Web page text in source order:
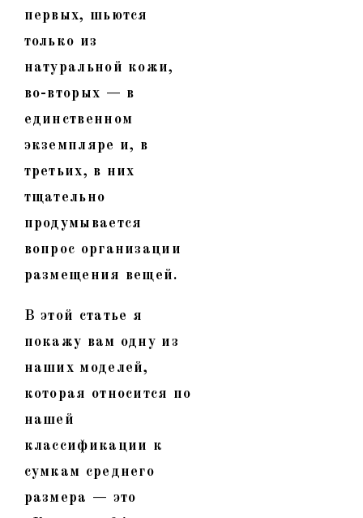
первых, шьются
только из
натуральной кожи,
во-вторых — в
единственном
экземпляре и, в
третьих, в них
тщательно
продумывается
вопрос организации
размещения вещей.
В этой статье я
покажу вам одну из
наших моделей,
которая относится по
нашей
классификации к
сумкам среднего
размера — это